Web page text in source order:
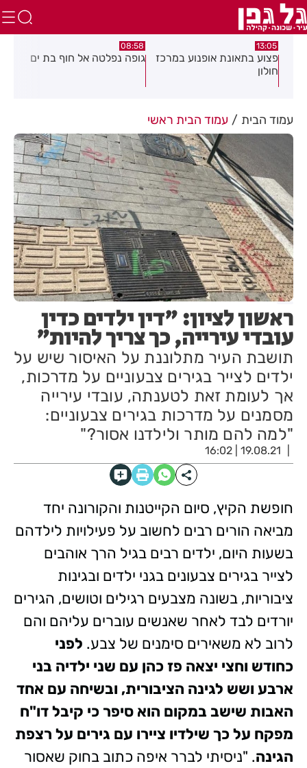
13:05
פצוע בתאונת אופנוע במרכז
חולון
08:58
גופה נפלטה אל חוף בת ים
עמוד הבית עמוד הבית ראשי
ראשון לציון: "דין ילדים כדין
עובדי עירייה, כך צריך להיות"
תושבת העיר מתלוננת על האיסור שיש על
ילדים לצייר בגירים צבעוניים על מדרכות,
אך לעומת זאת לטענתה, עובדי עירייה
מסמנים על מדרכות בגירים צבעוניים:
"למה להם מותר ולילדנו אסור?"
19.08.21 | 16:02
חופשת הקיץ, סיום הקייטנות והקורונה יחד
מביאה הורים רבים לחשוב על פעילויות לילדהם
בשעות היום, ילדים רבים בגיל הרך אוהבים
לצייר בגירים צבעונים בגני ילדים ובגינות
ציבוריות, בשונה מצבעים רגילים וטושים, הגירים
יורדים לבד לאחר שאנשים עוברים עליהם והם
לרוב לא משאירים סימנים של צבע. לפני
כחודש וחצי יצאה פז כהן עם שני ילדיה בני
ארבע ושש לגינה הציבורית, ובשיחה עם אחד
האבות שישב במקום הוא סיפר כי קיבל דו"ח
מפקח על כך שילדיו ציירו עם גירים על רצפת
הגינה. "ניסיתי לברר איפה כתוב בחוק שאסור